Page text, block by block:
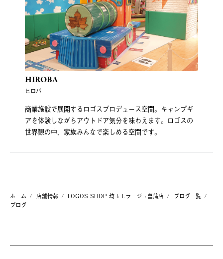
HIROBA
ヒロバ
商業施設で展開するロゴスプロデュース空間。キャンプギ
アを体験しながらアウトドア気分を味わえます。ロゴスの
世界観の中、家族みんなで楽しめる空間です。
ホーム 店舗情報 LOGOS SHOP 埼玉モラージュ菖蒲店
ブログ一覧
ブログ